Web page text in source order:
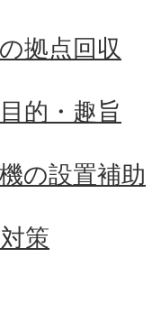
拠点回収
的・趣旨
の設置補助
策